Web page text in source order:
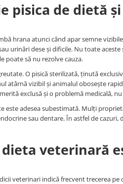
pisica de dietă
hrana atunci când apar semne
urinări dese și dificile. Nu toate
poate să nu rezolve cauza.
O pisică sterilizată, ținută
atârnă vizibil și animalul obosește
exclusă și o problemă medicală,
este adesea subestimată. Mulți
sau dentare. În astfel de
veterinară
veterinari indică frecvent trecerea